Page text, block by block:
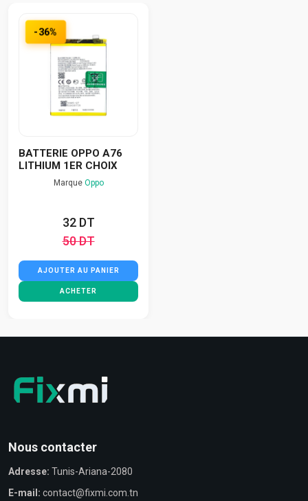
-36%
BATTERIE OPPO A76
LITHIUM 1ER CHOIX
Marque Oppo
32 DT
50 DT
AJOUTER AU PANIER
ACHETER
Nous contacter
Adresse: Tunis-Ariana-2080
E-mail: contact@fixmi.com.tn